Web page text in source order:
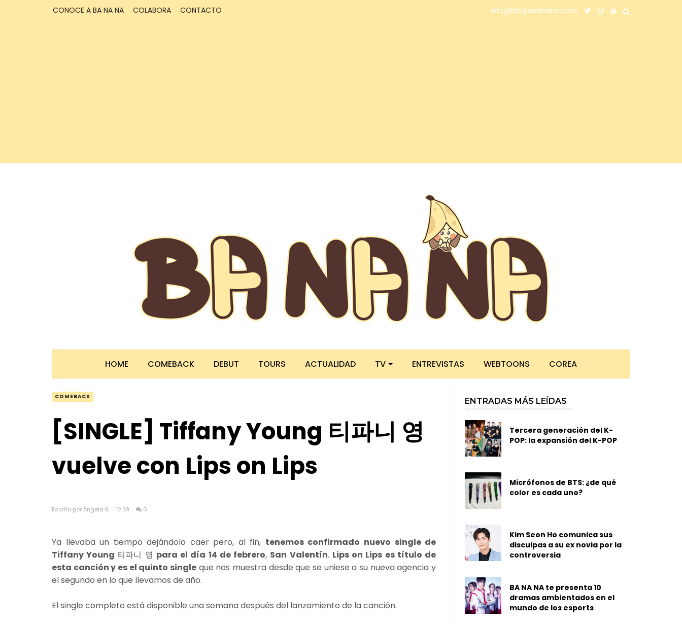
CONOCE A BA NA NA COLABORA CONTACTO info@bloglabanana.com
HOME COMEBACK DEBUT TOURS ACTUALIDAD TV ENTREVISTAS WEBTOONS COREA
COMEBACK
[SINGLE] Tiffany Young 티파니 영
vuelve con Lips on Lips
Escrito por Ángela B. 12:39 0
Ya llevaba un tiempo dejándolo caer pero, al fin, tenemos confirmado nuevo single de
Tiffany Young 티파니 영 para el día 14 de febrero, San Valentín. Lips on Lips es título de
esta canción y es el quinto single que nos muestra desde que se uniese a su nueva agencia y
el segundo en lo que llevamos de año.
El single completo está disponible una semana después del lanzamiento de la canción.
ENTRADAS MÁS LEÍDAS
Tercera generación del K-
POP: la expansión del K-POP
Micrófonos de BTS: ¿de qué
color es cada uno?
Kim Seon Ho comunica sus
disculpas a su ex novia por la
controversia
BA NA NA te presenta 10
dramas ambientados en el
mundo de los esports